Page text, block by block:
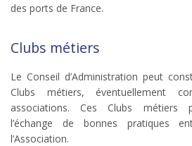
des ports de France.
Clubs métiers
Le Conseil d’Administration peut
Clubs métiers, éventuellement
associations. Ces Clubs métiers
l’échange de bonnes pratiques
l’Association.